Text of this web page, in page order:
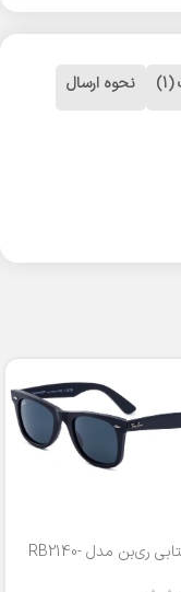
نحوه ارسال
عینک آفتابی ری‌بن مدل RB2140-